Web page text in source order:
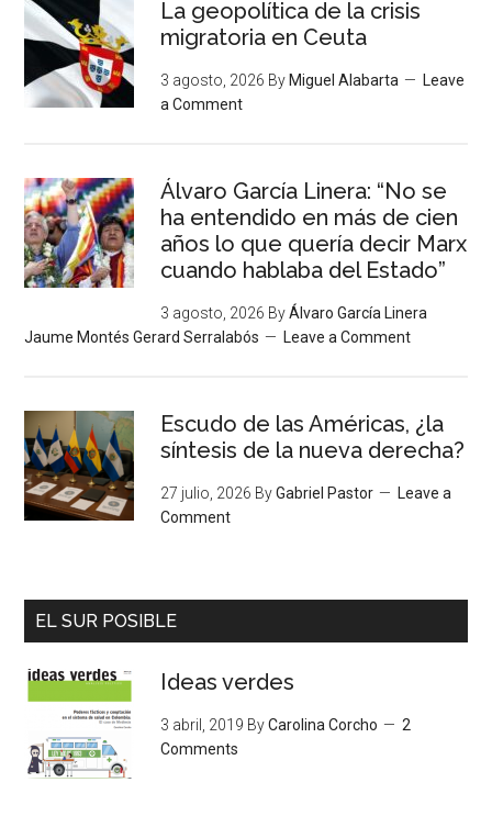
La geopolítica de la crisis
migratoria en Ceuta
3 agosto, 2026 By Miguel Alabarta
Leave
a Comment
Álvaro García Linera: “No se
ha entendido en más de cien
años lo que quería decir Marx
cuando hablaba del Estado”
3 agosto, 2026 ByÁlvaro García Linera
Jaume Montés Gerard Serralabós
Leave a Comment
Escudo de las Américas, ¿la
síntesis de la nueva derecha?
27 julio, 2026 ByGabriel Pastor
Leave a
Comment
EL SUR POSIBLE
Ideas verdes
3 abril, 2019 ByCarolina Corcho
2
Comments